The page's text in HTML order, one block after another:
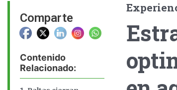
Comparte
Contenido
Relacionado: